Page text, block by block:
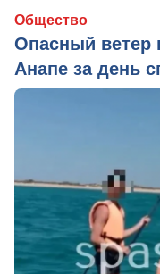
Общество
Опасный ветер
Анапе за день